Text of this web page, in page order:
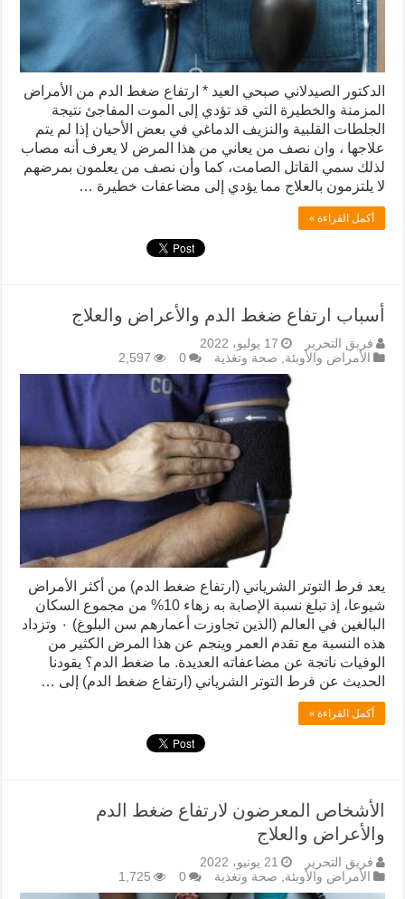
الدكتور الصيدلاني صبحي العيد * ارتفاع ضغط الدم من الأمراض
المزمنة والخطيرة التي قد تؤدي إلى الموت المفاجئ نتيجة
الجلطات القلبية والنزيف الدماغي في بعض الأحيان إذا لم يتم
علاجها ، وان نصف من يعاني من هذا المرض لا يعرف أنه مصاب
لذلك سمي القاتل الصامت، كما وأن نصف من يعلمون بمرضهم
لا يلتزمون بالعلاج مما يؤدي إلى مضاعفات خطيرة …
أكمل القراءة »
أسباب ارتفاع ضغط الدم والأعراض والعلاج
فريق التحرير
17 يوليو، 2022
الأمراض والأوبئة
صحة وتغذية 0
2,597
شيوعا، إذ تبلغ نسبة الإصابة به زهاء 10% من مجموع السكان
البالغين‎ في العالم (الذين تجاوزت أعمارهم سن البلوغ) ٠ وتزداد
هذه النسبة مع‎ تقدم العمر وينجم عن هذا المرض الكثير من
الوفيات ناتجة عن مضاعفاته العديدة. ‏ما ضغط الدم؟ ‏يقودنا
الحديث عن فرط التوتر الشرياني (ارتفاع ضغط الدم) إلى …
أكمل القراءة »
الأشخاص المعرضون لارتفاع ضغط الدم
والأعراض والعلاج
فريق التحرير
21 يونيو، 2022
الأمراض والأوبئة, صحة وتغذية 0
1,725